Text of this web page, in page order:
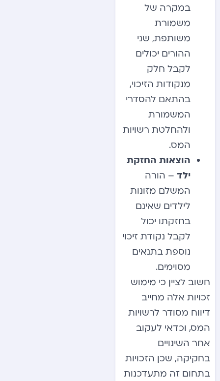
במקרה של
משמורת
משותפת, שני
ההורים יכולים
לקבל חלק
מנקודות הזיכוי,
בהתאם להסדרי
המשמורת
ולהחלטת רשויות
המס.
הוצאות החזקת
ילד – הורה
המשלם מזונות
לילדים שאינם
בחזקתו יכול
לקבל נקודת זיכוי
נוספת בתנאים
מסוימים.
חשוב לציין כי מימוש
זכויות אלה מחייב
דיווח מסודר לרשויות
המס, וכדאי לעקוב
אחר השינויים
בחקיקה, שכן הזכויות
בתחום זה מתעדכנות